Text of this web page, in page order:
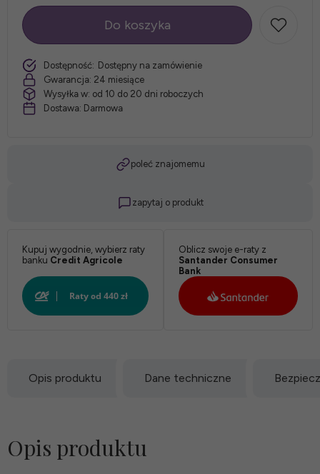
szt.
Do koszyka
Dostępność: Dostępny na zamówienie
Gwarancja: 24 miesiące
Wysyłka w: od 10 do 20 dni roboczych
Dostawa: Darmowa
poleć znajomemu
zapytaj o produkt
Kupuj wygodnie, wybierz raty
banku Credit Agricole
Oblicz swoje e-raty z
Santander Consumer
Bank
Opis produktu Dane techniczne
Opis produktu